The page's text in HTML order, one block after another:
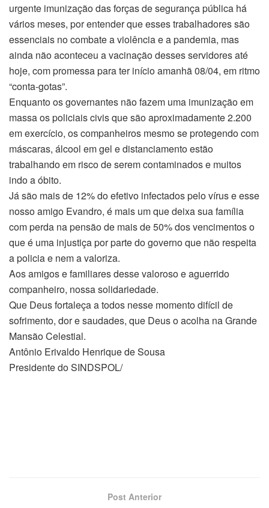
urgente imunização das forças de segurança pública há
vários meses, por entender que esses trabalhadores são
essenciais no combate a violência e a pandemia, mas
ainda não aconteceu a vacinação desses servidores até
hoje, com promessa para ter início amanhã 08/04, em ritmo
“conta-gotas”.
Enquanto os governantes não fazem uma imunização em
massa os policiais civis que são aproximadamente 2.200
em exercício, os companheiros mesmo se protegendo com
máscaras, álcool em gel e distanciamento estão
trabalhando em risco de serem contaminados e muitos
indo a óbito.
Já são mais de 12% do efetivo infectados pelo vírus e esse
nosso amigo Evandro, é mais um que deixa sua família
com perda na pensão de mais de 50% dos vencimentos o
que é uma injustiça por parte do governo que não respeita
a policia e nem a valoriza.
Aos amigos e familiares desse valoroso e aguerrido
companheiro, nossa solidariedade.
Que Deus fortaleça a todos nesse momento difícil de
sofrimento, dor e saudades, que Deus o acolha na Grande
Mansão Celestial.
Antônio Erivaldo Henrique de Sousa
Presidente do SINDSPOL/
Post Anterior